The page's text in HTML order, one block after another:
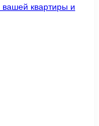
квартиры и